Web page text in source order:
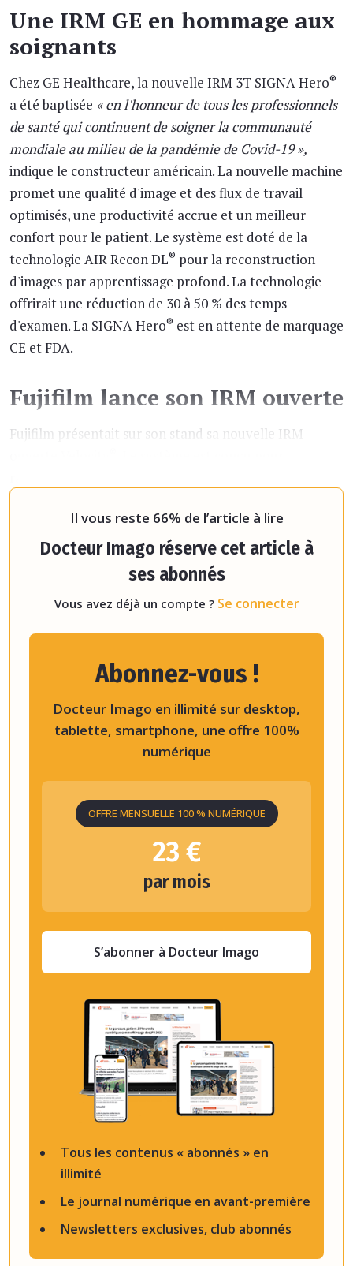
Une IRM GE en hommage aux
soignants
Chez GE Healthcare, la nouvelle IRM 3T SIGNA Hero®
a été baptisée « en l'honneur de tous les professionnels
de santé qui continuent de soigner la communauté
mondiale au milieu de la pandémie de Covid-19 »,
indique le constructeur américain. La nouvelle machine
promet une qualité d'image et des flux de travail
optimisés, une productivité accrue et un meilleur
confort pour le patient. Le système est doté de la
technologie AIR Recon DL® pour la reconstruction
d'images par apprentissage profond. La technologie
offrirait une réduction de 30 à 50 % des temps
d'examen. La SIGNA Hero® est en attente de marquage
CE et FDA.
Fujifilm lance son IRM ouverte
Fujifilm présentait sur son stand sa nouvelle IRM
Il vous reste 66% de l’article à lire
Docteur Imago réserve cet article à
ses abonnés
Vous avez déjà un compte ? Se connecter
Tous les contenus « abonnés » en
illimité
Le journal numérique en avant-première
Newsletters exclusives, club abonnés
Abonnez-vous !
Docteur Imago en illimité sur desktop,
tablette, smartphone, une offre 100%
numérique
OFFRE MENSUELLE 100 % NUMÉRIQUE
23 €
par mois
S’abonner à Docteur Imago